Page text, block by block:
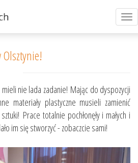
Olsztynie!
nie lada zadanie! Mając do dyspozycji
materiały plastyczne musieli zamienić
Prace totalnie pochłonęły i małych i
im się stworzyć - zobaczcie sami!